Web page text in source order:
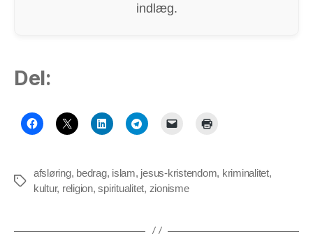
indlæg.
Del:
Tags
afsløring, bedrag, islam, jesus-kristendom, kriminalitet,
kultur, religion,spiritualitet, zionisme